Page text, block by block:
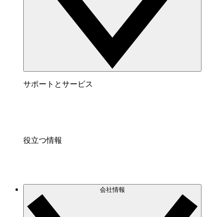
サポートとサービス
役立つ情報
会社情報